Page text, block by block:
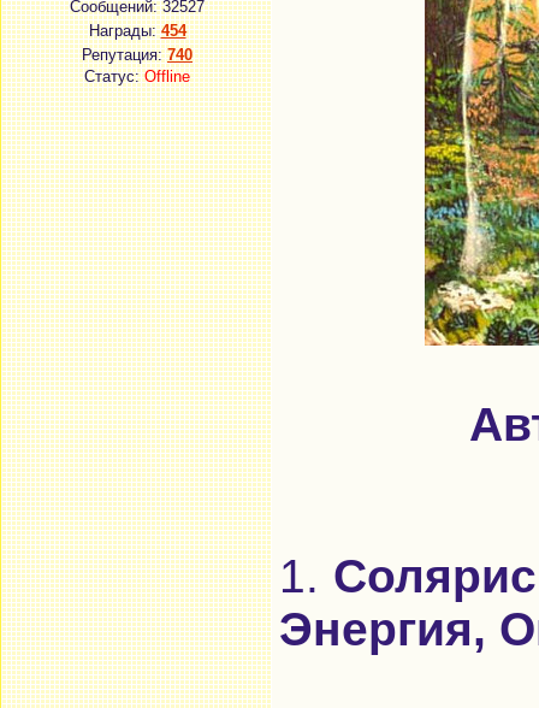
Сообщений:32527
Награды:454
Репутация:740
Статус:Offline
1.
Энергия,